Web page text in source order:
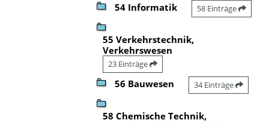
54 Informatik 58 Einträge
55 Verkehrstechnik,
Verkehrswesen
23 Einträge
56 Bauwesen 34 Einträge
58 Chemische Technik,